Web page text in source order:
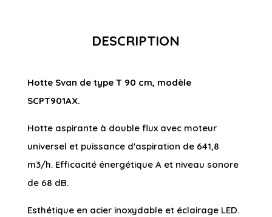
DESCRIPTION
Hotte Svan de type T 90 cm, modèle
SCPT901AX.
Hotte aspirante à double flux avec moteur
universel et puissance d'aspiration de 641,8
m3/h. Efficacité énergétique A et niveau sonore
de 68 dB.
Esthétique en acier inoxydable et éclairage LED.